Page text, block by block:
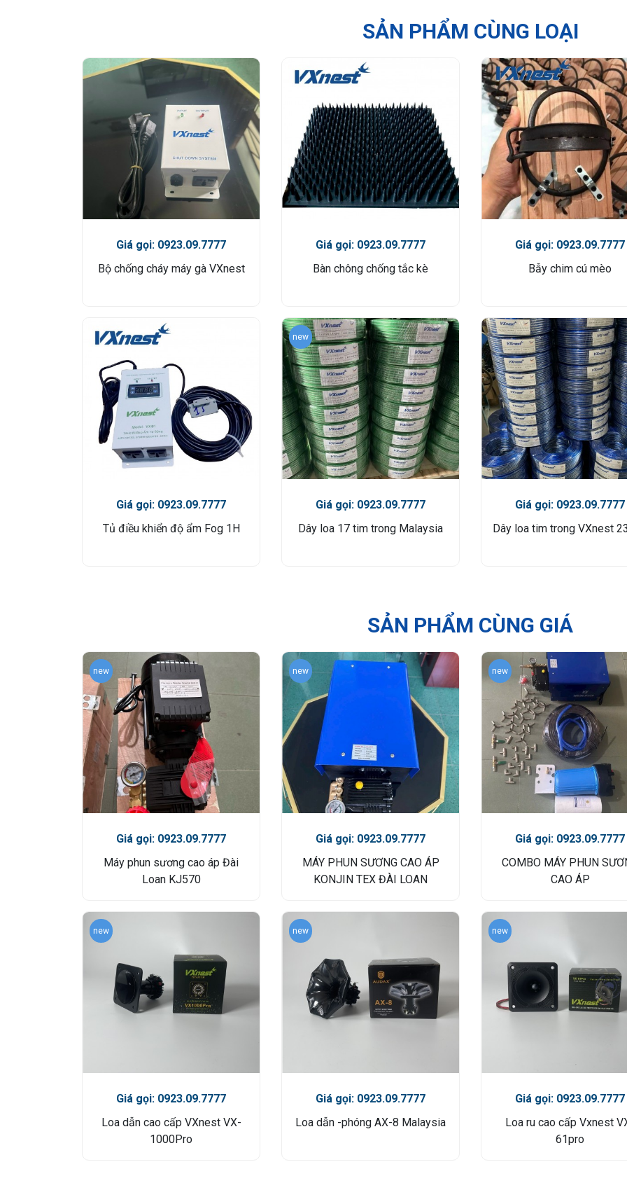
SẢN PHẨM CÙNG LOẠI
Giá gọi: 0923.09.7777
Bộ chống cháy máy gà VXnest
Giá gọi: 0923.09.7777
Bàn chông chống tắc kè
Giá gọi: 0923.09.7777
Bẫy chim cú mèo
Giá gọi: 0923.09.7777
Tủ điều khiển độ ẩm Fog 1H
new
Giá gọi: 0923.09.7777
Dây loa 17 tim trong Malaysia
Giá gọi: 0923.09.7777
Dây loa tim trong VXnest
SẢN PHẨM CÙNG GIÁ
new
Giá gọi: 0923.09.7777
Máy phun sương cao áp Đài
Loan KJ570
new
Giá gọi: 0923.09.7777
MÁY PHUN SƯƠNG CAO ÁP
KONJIN TEX ĐÀI LOAN
new
Giá gọi: 0923.09.7777
COMBO MÁY PHUN
CAO ÁP
new
Giá gọi: 0923.09.7777
Loa dẫn cao cấp VXnest VX-
1000Pro
new
Giá gọi: 0923.09.7777
Loa dẫn -phóng AX-8 Malaysia
new
Giá gọi: 0923.09.7777
Loa ru cao cấp Vxnest
61pro